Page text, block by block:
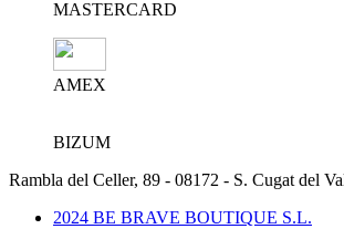
MASTERCARD
AMEX
BIZUM
Rambla del Celler, 89 - 08172 - S. Cugat del
2024 BE BRAVE BOUTIQUE S.L.